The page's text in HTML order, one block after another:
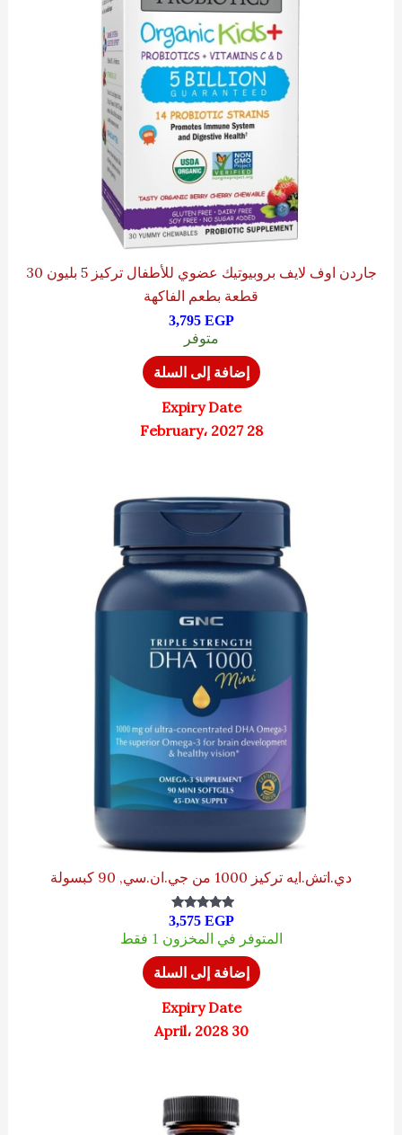
جاردن اوف لايف بروبيوتيك عضوي للأطفال تركيز 5 بليون 30
قطعة بطعم الفاكهة
3,795EGP
متوفر
إضافة إلى السلة
Expiry Date
28 February، 2027
دي.اتش.ايه تركيز 1000 من جي.ان.سي, 90 كبسولة
تم التقييم
4.93
من 5
3,575EGP
المتوفر في المخزون 1 فقط
إضافة إلى السلة
Expiry Date
30 April، 2028